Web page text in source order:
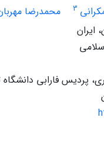
3 محمدرضا
ایران
فارابی دانشگاه